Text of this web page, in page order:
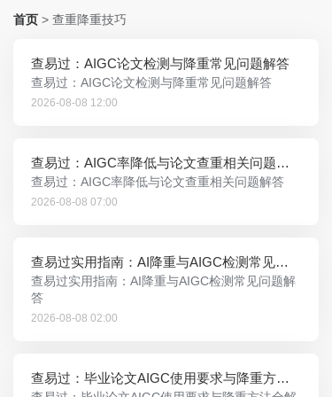
首页 > 查重降重技巧
查易过：AIGC论文检测与降重常见问题解答
查易过：AIGC论文检测与降重常见问题解答
2026-08-08 12:00
查易过：AIGC率降低与论文查重相关问题解答
查易过：AIGC率降低与论文查重相关问题解答
2026-08-08 07:00
查易过实用指南：AI降重与AIGC检测常见问题解答
查易过实用指南：AI降重与AIGC检测常见问题解
答
2026-08-08 02:00
查易过：毕业论文AIGC使用要求与降重方法全解